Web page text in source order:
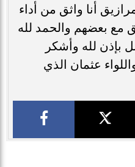
أنا واثق من أداء
مع بعضهم والحمد لله
بإذن لله وأشكر
عثمان الذي